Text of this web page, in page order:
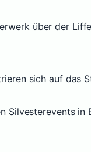
über der
sich auf das
Silvesterevents in